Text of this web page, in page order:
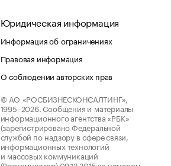
Юридическая информация
Информация об ограничениях
Правовая информация
О соблюдении авторских прав
© АО «РОСБИЗНЕСКОНСАЛТИНГ»,
1995–2026. Сообщения и материалы
информационного агентства «РБК»
(зарегистрировано Федеральной
службой по надзору в сфере связи,
информационных технологий
и массовых коммуникаций